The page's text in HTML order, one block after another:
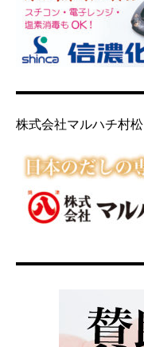
株式会社マルハチ村松